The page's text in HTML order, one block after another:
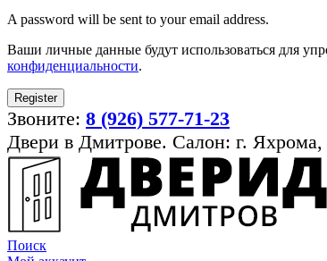
A password will be sent to your email address.
Ваши личные данные будут использоваться для
конфиденциальности.
Register
Звоните: 8 (926) 577-71-23
Двери в Дмитрове. Салон: г.
Поиск